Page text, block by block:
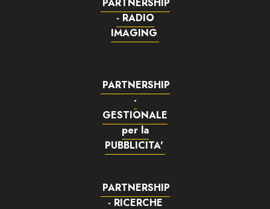
- RADIO
IMAGING
PARTNERSHIP
-
GESTIONALE
per la
PUBBLICITA'
PARTNERSHIP
- RICERCHE